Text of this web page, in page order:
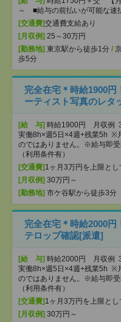
～ ■給与の前払いが可能な速
[交通費]交通費支給あり
[月収例] 25～30万円
[勤務地] 東京駅から徒歩1分 /
歩5分
完全在宅＊時給1900
ーティスト写真のレタ
[給 与] 時給1900円 月収例
実働8h×週5日×4週+残業5h ※
のではありません。※給与即
（利用条件有）
[交通費] 1ヶ月3万円を上限とし
[月収例] 30万円～
[勤務地] 市ケ谷駅から徒歩3分
完全在宅＊時給2000
テロップ確認[派遣]
[給 与] 時給2000円 月収例
実働8h×週5日×4週+残業5h ※
のではありません。※給与即
（利用条件有）
[交通費] 1ヶ月3万円を上限とし
[月収例] 30万円～